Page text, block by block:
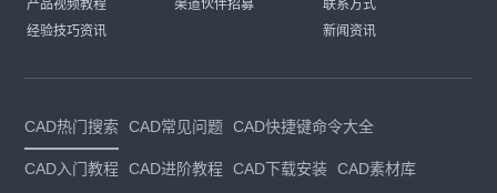
产品视频教程
经验技巧资讯
渠道伙伴招募
联系方式
新闻资讯
CAD热门搜索 CAD常见问题 CAD快捷键命令大全
CAD入门教程 CAD进阶教程 CAD下载安装 CAD素材库